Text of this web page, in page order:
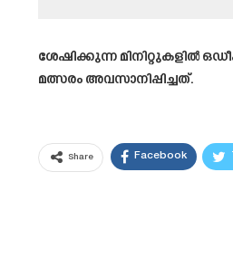
ശേഷിക്കുന്ന മിനിറ്റുകളിൽ
മത്സരം അവസാനിപ്പിച്ചത്.
Share Facebook